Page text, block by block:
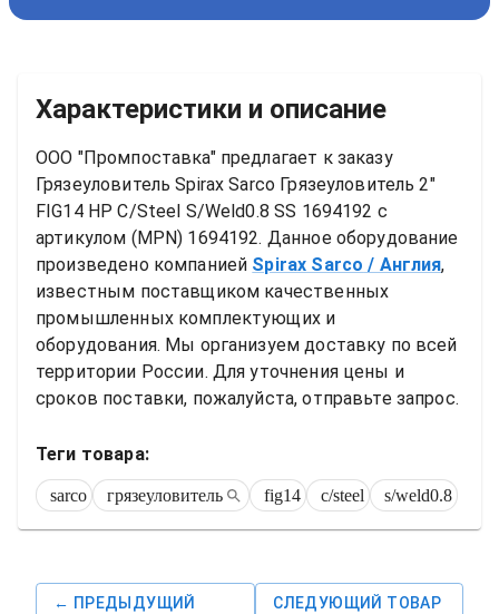
Характеристики и описание
ООО "Промпоставка" предлагает к заказу
Грязеуловитель Spirax Sarco Грязеуловитель 2"
FIG14 HP C/Steel S/Weld0.8 SS 1694192 с
артикулом (MPN) 1694192. Данное оборудование
произведено компанией Spirax Sarco / Англия,
известным поставщиком качественных
промышленных комплектующих и
оборудования. Мы организуем доставку по всей
территории России. Для уточнения цены и
сроков поставки, пожалуйста, отправьте запрос.
Теги товара:
sarco грязеуловитель fig14 c/steel s/weld0.8
← ПРЕДЫДУЩИЙ
СЛЕДУЮЩИЙ ТОВАР